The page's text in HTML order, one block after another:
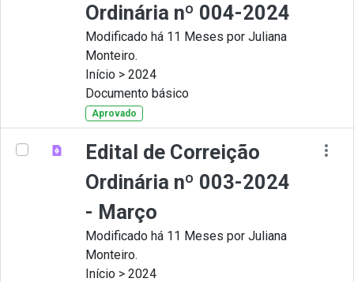
Ordinária nº 004-2024
Modificado há 11 Meses por Juliana
Monteiro.
Início > 2024
Documento básico
Aprovado
Edital de Correição
Ordinária nº 003-2024
- Março
Modificado há 11 Meses por Juliana
Monteiro.
Início > 2024